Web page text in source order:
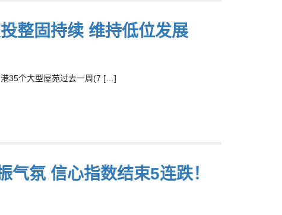
整固持续 维持低位发展
35个大型屋苑过去一周(7 […]
气氛 信心指数结束5连跌！